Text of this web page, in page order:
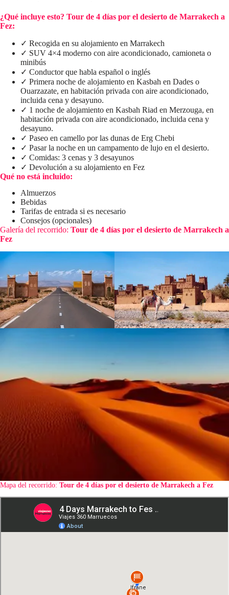
¿Qué incluye esto? Tour de 4 días por el desierto de Marrakech a
Fez:
✓ Recogida en su alojamiento en Marrakech
✓ SUV 4×4 moderno con aire acondicionado, camioneta o
minibús
✓ Conductor que habla español o inglés
✓ Primera noche de alojamiento en Kasbah en Dades o
Ouarzazate, en habitación privada con aire acondicionado,
incluida cena y desayuno.
✓ 1 noche de alojamiento en Kasbah Riad en Merzouga, en
habitación privada con aire acondicionado, incluida cena y
desayuno.
✓ Paseo en camello por las dunas de Erg Chebi
✓ Pasar la noche en un campamento de lujo en el desierto.
✓ Comidas: 3 cenas y 3 desayunos
✓ Devolución a su alojamiento en Fez
Qué no está incluido:
Almuerzos
Bebidas
Tarifas de entrada si es necesario
Consejos (opcionales)
Galería del recorrido: Tour de 4 días por el desierto de Marrakech a
Fez
Mapa del recorrido: Tour de 4 días por el desierto de Marrakech a Fez